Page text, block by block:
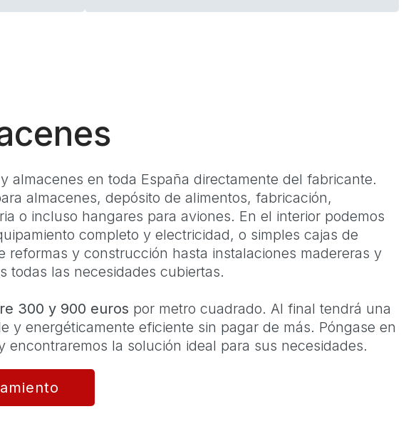
almacenes en toda España directamente del fabricante.
almacenes, depósito de alimentos, fabricación,
o incluso hangares para aviones. En el interior podemos
completo y electricidad, o simples cajas de
reformas y construcción hasta instalaciones madereras y
todas las necesidades cubiertas.
300 y 900 euros por metro cuadrado. Al final tendrá una
y energéticamente eficiente sin pagar de más. Póngase en
encontraremos la solución ideal para sus necesidades.